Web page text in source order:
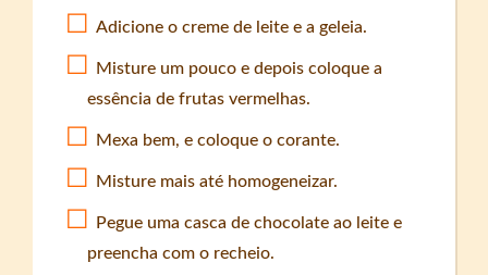
Adicione o creme de leite e a geleia.
Misture um pouco e depois coloque a
essência de frutas vermelhas.
Mexa bem, e coloque o corante.
Misture mais até homogeneizar.
Pegue uma casca de chocolate ao leite e
preencha com o recheio.